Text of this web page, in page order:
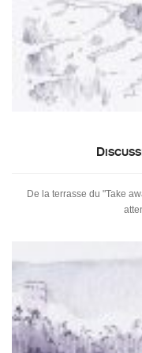
De la terrasse du "Take